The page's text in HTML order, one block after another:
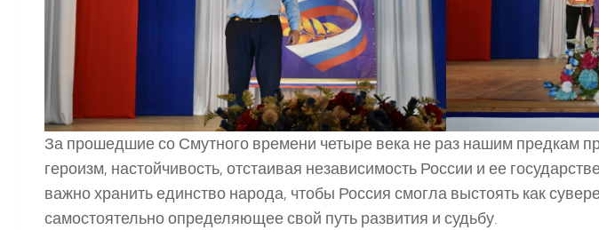
За прошедшие со Смутного времени четыре века не раз нашим предкам
героизм, настойчивость, отстаивая независимость России и ее
важно хранить единство народа, чтобы Россия смогла выстоять как
самостоятельно определяющее свой путь развития и судьбу.